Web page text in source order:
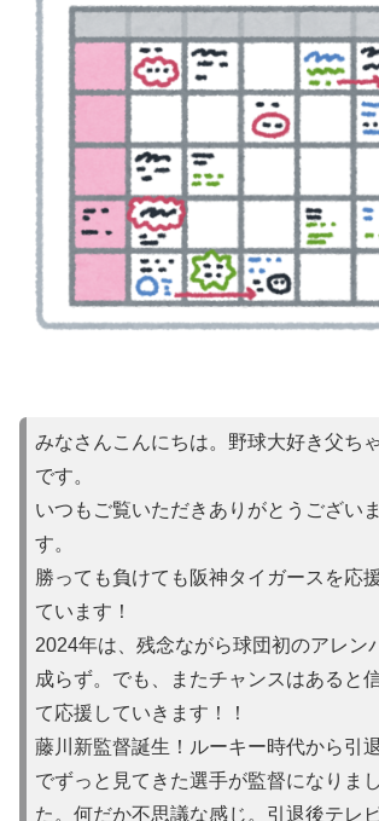
みなさんこんにちは。野球大好き父ち
です。
いつもご覧いただきありがとうございま
す。
勝っても負けても阪神タイガースを応
ています！
2024年は、残念ながら球団初のアレン
成らず。でも、またチャンスはあると
て応援していきます！！
藤川新監督誕生！ルーキー時代から引
でずっと見てきた選手が監督になりまし
た。何だか不思議な感じ。引退後テレ